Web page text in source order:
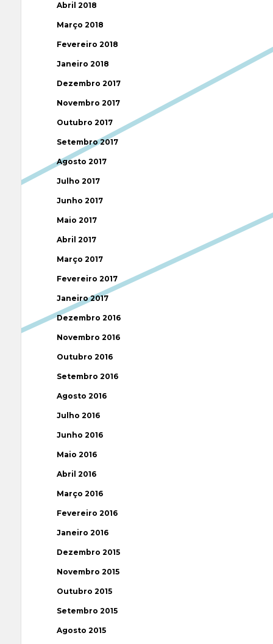
Abril 2018
Março 2018
Fevereiro 2018
Janeiro 2018
Dezembro 2017
Novembro 2017
Outubro 2017
Setembro 2017
Agosto 2017
Julho 2017
Junho 2017
Maio 2017
Abril 2017
Março 2017
Fevereiro 2017
Janeiro 2017
Dezembro 2016
Novembro 2016
Outubro 2016
Setembro 2016
Agosto 2016
Julho 2016
Junho 2016
Maio 2016
Abril 2016
Março 2016
Fevereiro 2016
Janeiro 2016
Dezembro 2015
Novembro 2015
Outubro 2015
Setembro 2015
Agosto 2015